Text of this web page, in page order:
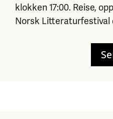
klokken 17:00. Reise,
Norsk Litteraturfestival